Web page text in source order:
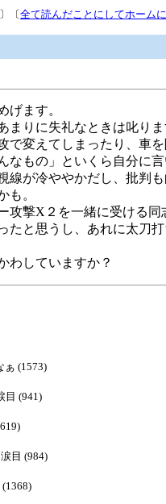
〕〔全て読んだことにしてホーム
げます。
りに失礼なときは叱りま
変えてしまったり、車
もの」といくら自分に言
が冷ややかだし、批判
も。
撃X２を一緒に受ける同
と思うし、あれに太刀
わしていますか？
ぁ (1573)
目 (941)
目 (984)